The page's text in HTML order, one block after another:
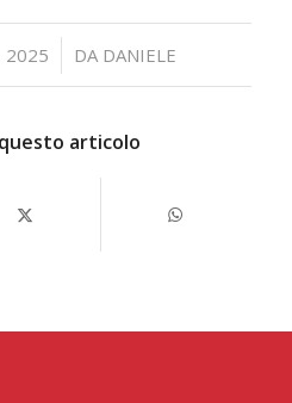
2025 DA DANIELE
articolo